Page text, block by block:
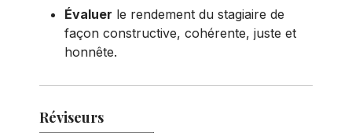
Évaluer le rendement du stagiaire de
façon constructive, cohérente, juste et
honnête.
Réviseurs